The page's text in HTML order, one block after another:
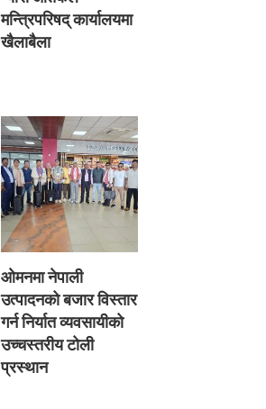
मन्त्रिपरिषद् कार्यालयमा
खैलाबैला
ओमनमा नेपाली
उत्पादनको बजार विस्तार
गर्न निर्यात व्यवसायीको
उच्चस्तरीय टोली
प्रस्थान